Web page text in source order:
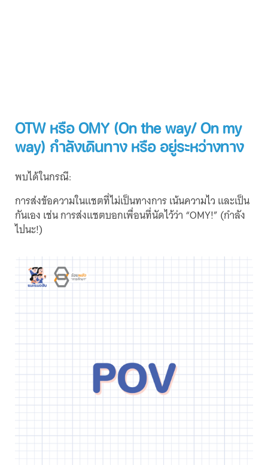
OTW หรือ OMY (On the way/ On my
way) กำลังเดินทาง หรือ อยู่ระหว่างทาง
พบได้ในกรณี:
การส่งข้อความในแชตที่ไม่เป็นทางการ เน้นความไว และเป็น
กันเอง เช่น การส่งแชตบอกเพื่อนที่นัดไว้ว่า “OMY!” (กำลัง
ไปนะ!)